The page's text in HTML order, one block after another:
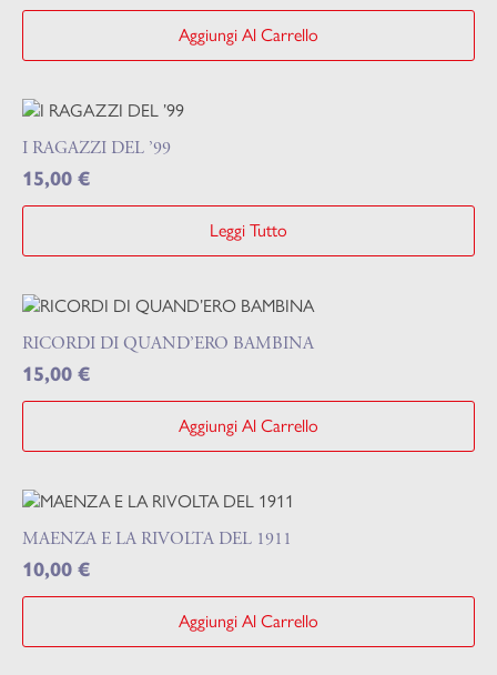
Aggiungi Al Carrello
I RAGAZZI DEL ’99
15,00 €
Leggi Tutto
RICORDI DI QUAND’ERO BAMBINA
15,00 €
Aggiungi Al Carrello
MAENZA E LA RIVOLTA DEL 1911
10,00 €
Aggiungi Al Carrello